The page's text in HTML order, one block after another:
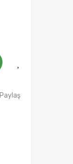
Paylaş